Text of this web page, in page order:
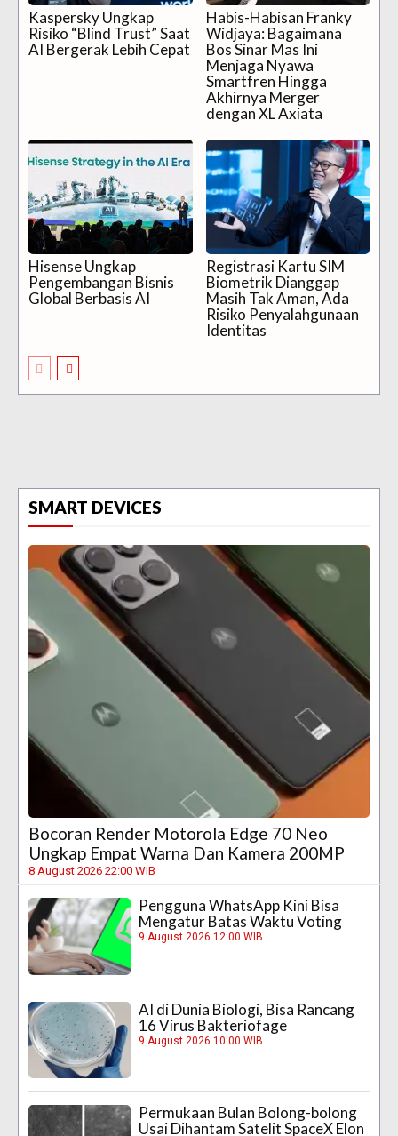
Kaspersky Ungkap
Risiko “Blind Trust” Saat
AI Bergerak Lebih Cepat
Habis-Habisan Franky
Widjaya: Bagaimana
Bos Sinar Mas Ini
Menjaga Nyawa
Smartfren Hingga
Akhirnya Merger
dengan XL Axiata
Hisense Ungkap
Pengembangan Bisnis
Global Berbasis AI
Registrasi Kartu SIM
Biometrik Dianggap
Masih Tak Aman, Ada
Risiko Penyalahgunaan
Identitas
SMART DEVICES
Bocoran Render Motorola Edge 70 Neo
Ungkap Empat Warna Dan Kamera 200MP
8 August 2026 22:00 WIB
Pengguna WhatsApp Kini Bisa
Mengatur Batas Waktu Voting
9 August 2026 12:00 WIB
AI di Dunia Biologi, Bisa Rancang
16 Virus Bakteriofage
9 August 2026 10:00 WIB
Permukaan Bulan Bolong-bolong
Usai Dihantam Satelit SpaceX Elon